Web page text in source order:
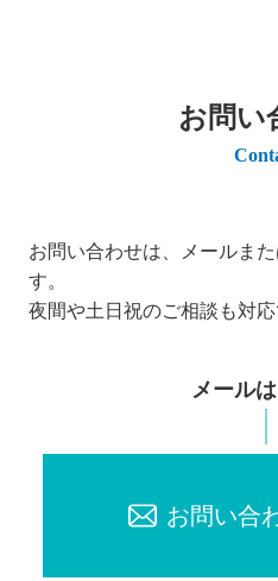
お問い
お問い合わせは、メールま
す。
夜間や土日祝のご相談も対応
メール
お問い合